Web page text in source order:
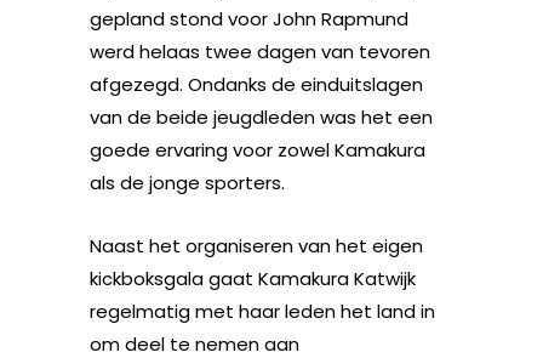
gepland stond voor John Rapmund
werd helaas twee dagen van tevoren
afgezegd. Ondanks de einduitslagen
van de beide jeugdleden was het een
goede ervaring voor zowel Kamakura
als de jonge sporters.
Naast het organiseren van het eigen
kickboksgala gaat Kamakura Katwijk
regelmatig met haar leden het land in
om deel te nemen aan